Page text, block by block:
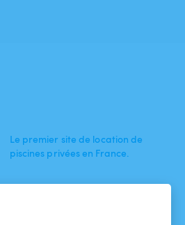
Le premier site de location de
piscines privées en France.